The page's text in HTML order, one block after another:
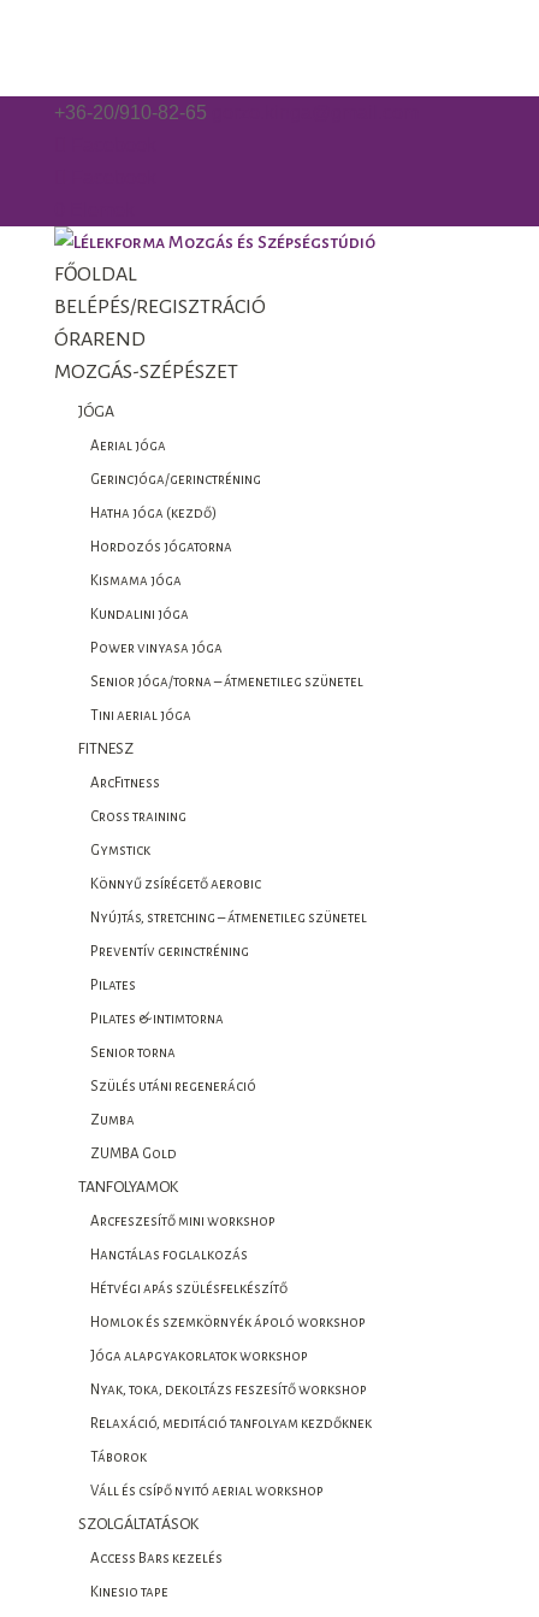
+36-20/910-82-65
FŐOLDAL
BELÉPÉS/REGISZTRÁCIÓ
ÓRAREND
MOZGÁS-SZÉPÉSZET
JÓGA
Aerial jóga
Gerincjóga/gerinctréning
Hatha jóga (kezdő)
Hordozós jógatorna
Kismama jóga
Kundalini jóga
Power vinyasa jóga
Senior jóga/torna – átmenetileg szünetel
Tini aerial jóga
FITNESZ
ArcFitness
Cross training
Gymstick
Könnyű zsírégető aerobic
Nyújtás, stretching – átmenetileg szünetel
Preventív gerinctréning
Pilates
Pilates & intimtorna
Senior torna
Szülés utáni regeneráció
Zumba
ZUMBA Gold
TANFOLYAMOK
Arcfeszesítő mini workshop
Hangtálas foglalkozás
Hétvégi apás szülésfelkészítő
Homlok és szemkörnyék ápoló workshop
Jóga alapgyakorlatok workshop
Nyak, toka, dekoltázs feszesítő workshop
Relaxáció, meditáció tanfolyam kezdőknek
Táborok
Váll és csípő nyitó aerial workshop
SZOLGÁLTATÁSOK
Access Bars kezelés
Kinesio tape